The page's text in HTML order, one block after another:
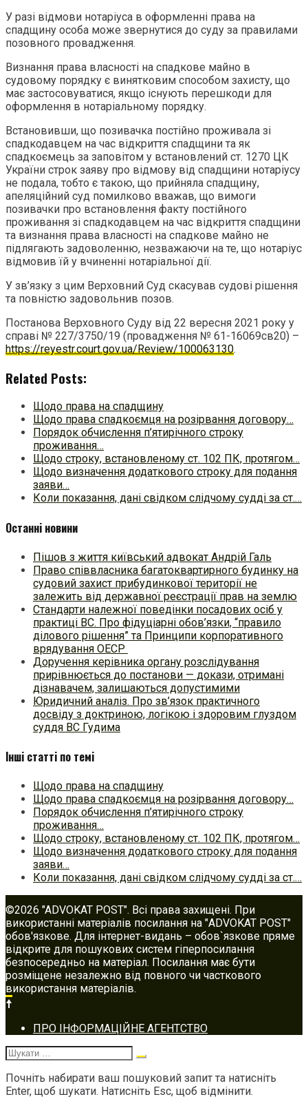
У разі відмови нотаріуса в оформленні права на
спадщину особа може звернутися до суду за правилами
позовного провадження.
Визнання права власності на спадкове майно в
судовому порядку є винятковим способом захисту, що
має застосовуватися, якщо існують перешкоди для
оформлення в нотаріальному порядку.
Встановивши, що позивачка постійно проживала зі
спадкодавцем на час відкриття спадщини та як
спадкоємець за заповітом у встановлений ст. 1270 ЦК
України строк заяву про відмову від спадщини нотаріусу
не подала, тобто є такою, що прийняла спадщину,
апеляційний суд помилково вважав, що вимоги
позивачки про встановлення факту постійного
проживання зі спадкодавцем на час відкриття спадщини
та визнання права власності на спадкове майно не
підлягають задоволенню, незважаючи на те, що нотаріус
відмовив їй у вчиненні нотаріальної дії.
У зв’язку з цим Верховний Суд скасував судові рішення
та повністю задовольнив позов.
Постанова Верховного Суду від 22 вересня 2021 року у
справі № 227/3750/19 (провадження № 61-16069св20) –
https://reyestr.court.gov.ua/Review/100063130.
Related Posts:
Щодо права на спадщину
Щодо права спадкоємця на розірвання договору…
Порядок обчислення п’ятирічного строку
проживання…
Щодо строку, встановленому ст. 102 ПК, протягом…
Щодо визначення додаткового строку для подання
заяви…
Коли показання, дані свідком слідчому судді за ст.…
Останні новини
Пішов з життя київський адвокат Андрій Галь
Право співвласника багатоквартирного будинку на
судовий захист прибудинкової території не
залежить від державної реєстрації прав на землю
Стандарти належної поведінки посадових осіб у
практиці ВC. Про фідуціарні обов’язки, “правило
ділового рішення” та Принципи корпоративного
врядування ОЕСР
Доручення керівника органу розслідування
прирівнюється до постанови — докази, отримані
дізнавачем, залишаються допустимими
Юридичний аналіз. Про зв’язок практичного
досвіду з доктриною, логікою і здоровим глуздом
суддя ВС Гудима
Інші статті по темі
Щодо права на спадщину
Щодо права спадкоємця на розірвання договору…
Порядок обчислення п’ятирічного строку
проживання…
Щодо строку, встановленому ст. 102 ПК, протягом…
Щодо визначення додаткового строку для подання
заяви…
Коли показання, дані свідком слідчому судді за ст.…
©2026 "ADVOKAT POST". Всі права захищені. При
використанні матеріалів посилання на "ADVOKAT POST"
обов'язкове. Для інтернет-видань – обов`язкове пряме
відкрите для пошукових систем гіперпосилання
безпосередньо на матеріал. Посилання має бути
розміщене незалежно від повного чи часткового
використання матеріалів.
Footer
navigation
ПРО ІНФОРМАЦІЙНЕ АГЕНТСТВО
Шукати:
Почніть набирати ваш пошуковий запит та натисніть
Enter, щоб шукати. Натисніть Esc, щоб відмінити.